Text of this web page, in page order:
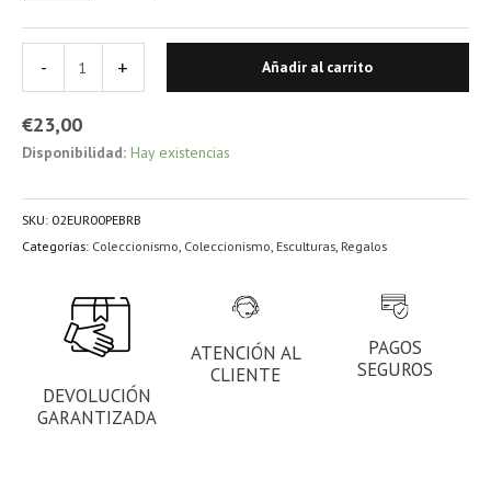
€23,00
Disponibilidad: Hay existencias
- + Añadir al carrito
SKU: 02EUR00PEBRB
Categorías: Coleccionismo Coleccionismo Esculturas Regalos
DEVOLUCIÓN
GARANTIZADA
ATENCIÓN AL
CLIENTE
PAGOS
SEGUROS